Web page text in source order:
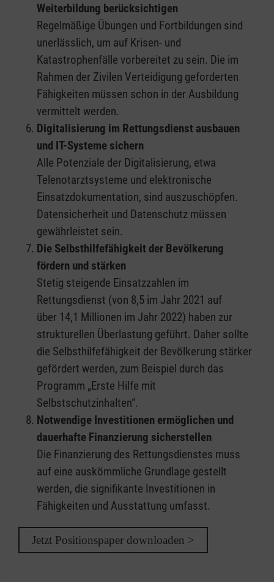
Weiterbildung berücksichtigen
Regelmäßige Übungen und Fortbildungen sind
unerlässlich, um auf Krisen- und
Katastrophenfälle vorbereitet zu sein. Die im
Rahmen der Zivilen Verteidigung geforderten
Fähigkeiten müssen schon in der Ausbildung
vermittelt werden.
Digitalisierung im Rettungsdienst ausbauen
und IT-Systeme sichern
Alle Potenziale der Digitalisierung, etwa
Telenotarztsysteme und elektronische
Einsatzdokumentation, sind auszuschöpfen.
Datensicherheit und Datenschutz müssen
gewährleistet sein.
Die Selbsthilfefähigkeit der Bevölkerung
fördern und stärken
Stetig steigende Einsatzzahlen im
Rettungsdienst (von 8,5 im Jahr 2021 auf
über 14,1 Millionen im Jahr 2022) haben zur
strukturellen Überlastung geführt. Daher sollte
die Selbsthilfefähigkeit der Bevölkerung stärker
gefördert werden, zum Beispiel durch das
Programm „Erste Hilfe mit
Selbstschutzinhalten“.
Notwendige Investitionen ermöglichen und
dauerhafte Finanzierung sicherstellen
Die Finanzierung des Rettungsdienstes muss
auf eine auskömmliche Grundlage gestellt
werden, die signifikante Investitionen in
Fähigkeiten und Ausstattung umfasst.
Jetzt Positionspaper downloaden >